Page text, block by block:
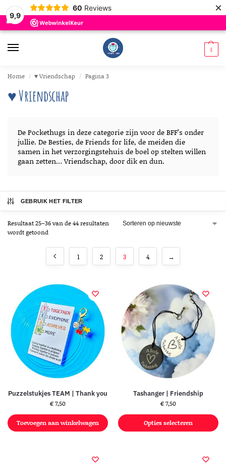
9,9
60 Reviews ×
0
Home / ♥︎ Vriendschap / Pagina 3
♥︎ Vriendschap
De Pockethugs in deze categorie zijn voor de BFF’s onder
jullie. De Besties, de Friends for life, de meiden die
samen in het verzorgingstehuis de boel op stelten willen
gaan zetten… Vriendschap, door dik en dun.
GEBRUIK HET FILTER
Resultaat 25–36 van de 44 resultaten
wordt getoond
1 2 3 4 →
Puzzelstukjes TEAM | Thank you
€7,50
Toevoegen aan winkelwagen
Tashanger | Friendship
€7,50
Opties selecteren